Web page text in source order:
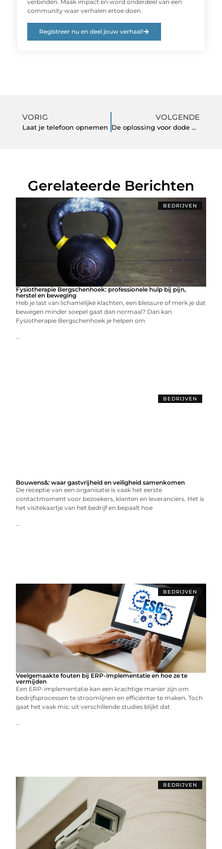
verbinden. Maak impact en word onderdeel van een
community waar verhalen ertoe doen.
Registreer nu en deel jouw verhaal!
VORIG
Laat je telefoon opnemen
VOLGENDE
De oplossing voor dode hoekpunten
Gerelateerde Berichten
BEDRIJVEN
Fysiotherapie Bergschenhoek: professionele hulp bij pijn,
herstel en beweging
Heb je last van lichamelijke klachten, een blessure of merk je dat
bewegen minder soepel gaat dan normaal? Dan kan
Fysiotherapie Bergschenhoek je helpen om
...
BEDRIJVEN
Bouwens&: waar gastvrijheid en veiligheid samenkomen
De receptie van een organisatie is vaak het eerste
contactmoment voor bezoekers, klanten en leveranciers. Het is
het visitekaartje van het bedrijf en bepaalt hoe
...
BEDRIJVEN
Veelgemaakte fouten bij ERP-implementatie en hoe ze te
vermijden
Een ERP-implementatie kan een krachtige manier zijn om
bedrijfsprocessen te stroomlijnen en efficiënter te maken. Toch
gaat het vaak mis: uit verschillende studies blijkt dat
...
BEDRIJVEN